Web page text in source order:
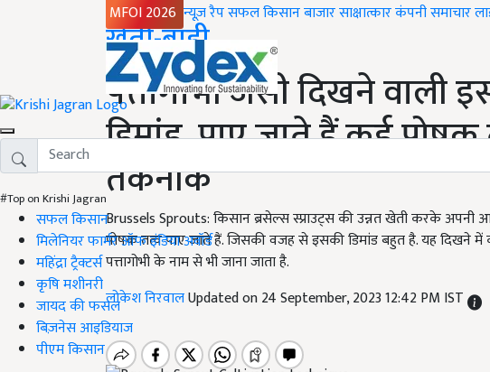
MFOI 2026 न्यूज़ रैपसफल किसानबाजारसाक्षात्कारकंपनी समाचार
#Top on Krishi Jagran
सफल किसान
मिलेनियर फार्मर ऑफ इंडिया अवॉर्ड
महिंद्रा ट्रैक्टर्स
कृषि मशीनरी
जायद की फसल
बिज़नेस आइडियाज
पीएम किसान
Home
खेती-बाड़ी
पत्तागोभी जैसी दिखने वाली
डिमांड, पाए जाते हैं कई
तकनीक
Brussels Sprouts: किसान ब्रसेल्स स्प्राउट्स की उन्नत खेती करके अपनी
पोषक तत्व पाए जाते हैं. जिसकी वजह से इसकी डिमांड बहुत है. यह दिखने में
पत्तागोभी के नाम से भी जाना जाता है.
लोकेश निरवालUpdated on 24 September, 2023 12:42 PM IST